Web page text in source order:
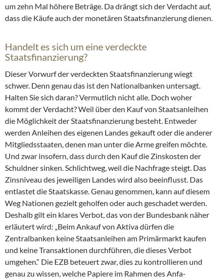
um zehn Mal höhere Beträge. Da drängt sich der Verdacht auf,
dass die Käufe auch der monetären Staatsfinanzierung dienen.
Handelt es sich um eine verdeckte
Staatsfinanzierung?
Dieser Vorwurf der verdeckten Staatsfinanzierung wiegt
schwer. Denn genau das ist den Nationalbanken untersagt.
Halten Sie sich daran? Vermutlich nicht alle. Doch woher
kommt der Verdacht? Weil über den Kauf von Staatsanleihen
die Möglichkeit der Staatsfinanzierung besteht. Entweder
werden Anleihen des eigenen Landes gekauft oder die anderer
Mitgliedsstaaten, denen man unter die Arme greifen möchte.
Und zwar insofern, dass durch den Kauf die Zinskosten der
Schuldner sinken. Schlichtweg, weil die Nachfrage steigt. Das
Zinsniveau des jeweiligen Landes wird also beeinflusst. Das
entlastet die Staatskasse. Genau genommen, kann auf diesem
Weg Nationen gezielt geholfen oder auch geschadet werden.
Deshalb gilt ein klares Verbot, das von der Bundesbank näher
erläutert wird: „Beim Ankauf von Aktiva dürfen die
Zentralbanken keine Staatsanleihen am Primärmarkt kaufen
und keine Transaktionen durchführen, die dieses Verbot
umgehen.“ Die EZB beteuert zwar, dies zu kontrollieren und
genau zu wissen, welche Papiere im Rahmen des Anfa-